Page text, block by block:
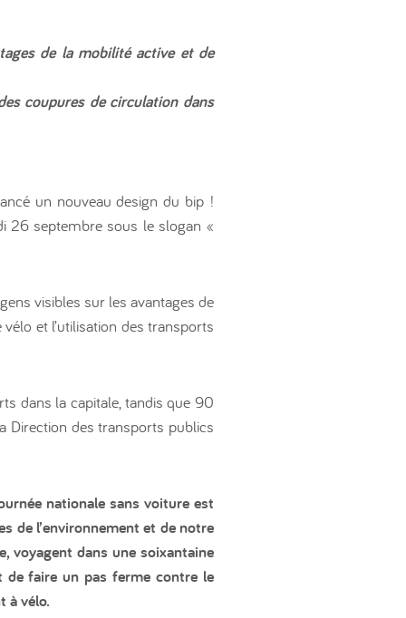
de la mobilité active et de
coupures de circulation dans
un nouveau design du bip !
26 septembre sous le slogan «
visibles sur les avantages de
et l’utilisation des transports
dans la capitale, tandis que 90
Direction des transports publics
nationale sans voiture est
de l’environnement et de notre
voyagent dans une soixantaine
de faire un pas ferme contre le
à vélo.